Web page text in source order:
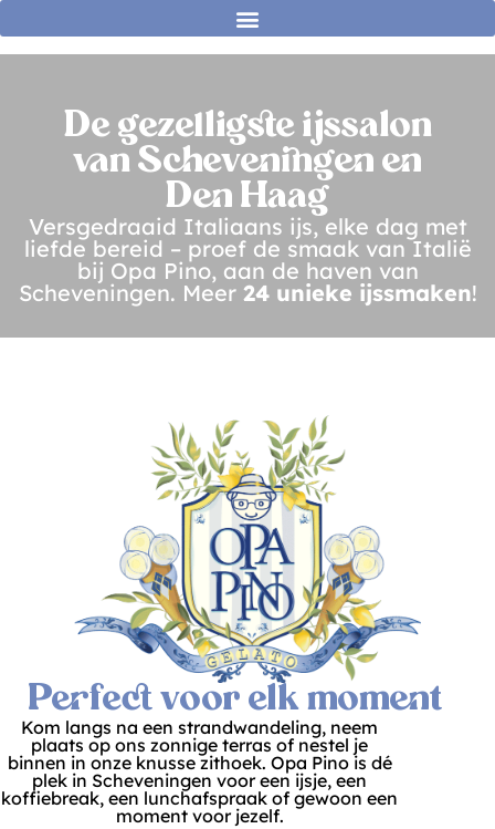
De gezelligste ijssalon
van Scheveningen en
Den Haag
Versgedraaid Italiaans ijs, elke dag met
liefde bereid – proef de smaak van Italië
bij Opa Pino, aan de haven van
Scheveningen. Meer 24 unieke ijssmaken!
Perfect voor elk moment
Kom langs na een strandwandeling, neem
plaats op ons zonnige terras of nestel je
binnen in onze knusse zithoek. Opa Pino is dé
plek in Scheveningen voor een ijsje, een
koffiebreak, een lunchafspraak of gewoon een
moment voor jezelf.